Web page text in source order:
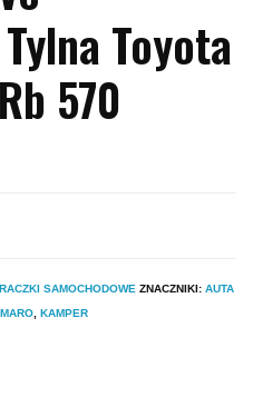
Toyota
570
SAMOCHODOWE ZNACZNIKI: AUTA
KAMPER